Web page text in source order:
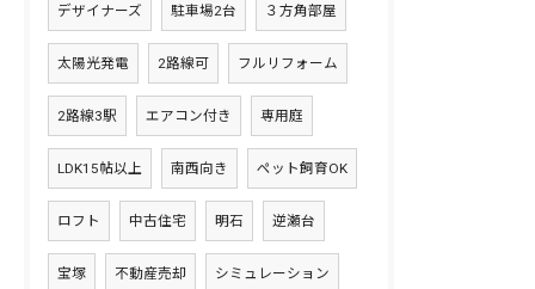
デザイナーズ 駐車場2台 ３方角部屋
太陽光発電 2路線可 フルリフォーム
2路線3駅 エアコン付き 専用庭
LDK15帖以上 南西向き ペット飼育OK
ロフト 中古住宅 明石 逆瀬台
宝塚 不動産売却 シミュレーション